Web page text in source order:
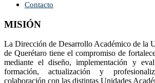
Contacto
MISIÓN
La Dirección de Desarrollo Académico de la
de Querétaro tiene el compromiso de
mediante el diseño, implementación y
formación, actualización y
colaboración con las distintas Unidades